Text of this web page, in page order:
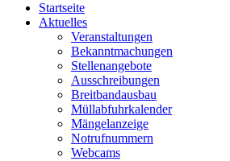
Startseite
Aktuelles
Veranstaltungen
Bekanntmachungen
Stellenangebote
Ausschreibungen
Breitbandausbau
Müllabfuhrkalender
Mängelanzeige
Notrufnummern
Webcams